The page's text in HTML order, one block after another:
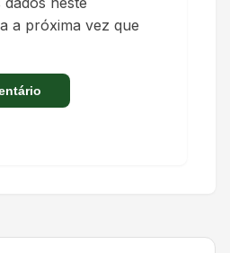
a próxima vez que